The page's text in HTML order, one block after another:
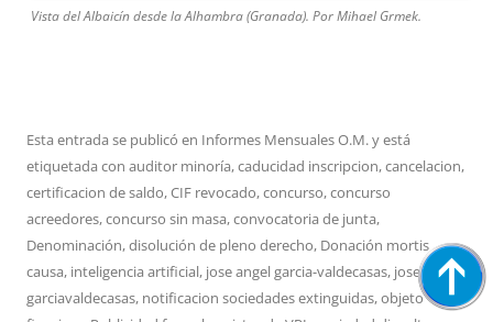
Vista del Albaicín desde la Alhambra (Granada). Por Mihael Grmek.
Esta entrada se publicó en Informes Mensuales O.M.y está
etiquetada con auditor minoría,caducidad inscripcion,cancelacion,
certificacion de saldo,CIF revocado,concurso,concurso
acreedores,concurso sin masa,convocatoria de junta,
Denominación,disolución de pleno derecho, Donación mortis
causa, inteligencia artificial, jose angel garcia-valdecasas, jose angel
garciavaldecasas, notificacion sociedades extinguidas,objeto